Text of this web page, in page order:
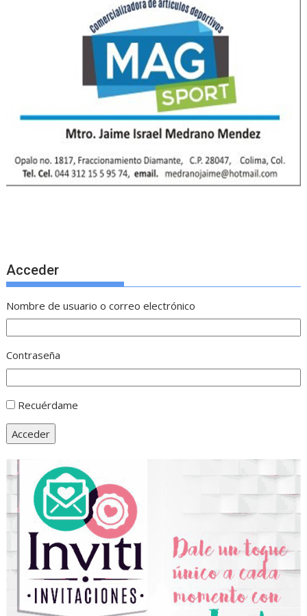
Acceder
Nombre de usuario o correo electrónico
Contraseña
Recuérdame
Acceder